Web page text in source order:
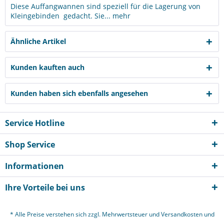
Diese Auffangwannen sind speziell für die Lagerung von
Kleingebinden gedacht. Sie... mehr
Ähnliche Artikel
Kunden kauften auch
Kunden haben sich ebenfalls angesehen
Service Hotline
Shop Service
Informationen
Ihre Vorteile bei uns
* Alle Preise verstehen sich zzgl. Mehrwertsteuer undVersandkostenund